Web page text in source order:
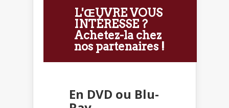
L'ŒUVRE VOUS
INTÉRESSE ?
Achetez-la chez
nos partenaires !
En DVD ou Blu-